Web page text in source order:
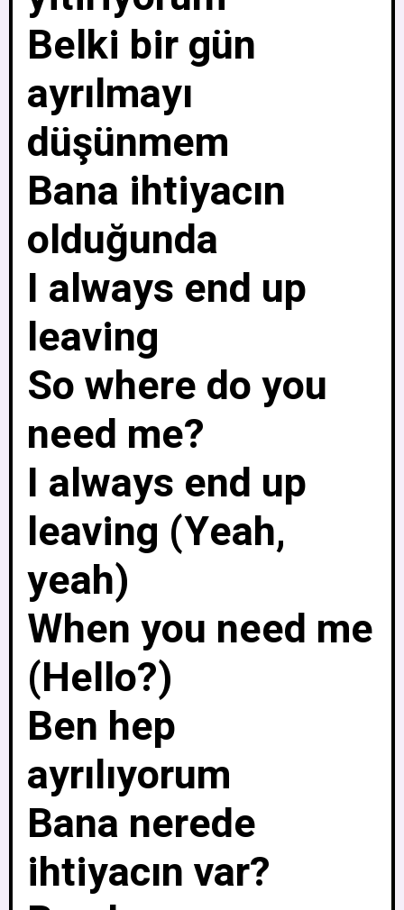
Belki bir gün
ayrılmayı
düşünmem
Bana ihtiyacın
olduğunda
I always end up
leaving
So where do you
need me?
I always end up
leaving (Yeah,
yeah)
When you need me
(Hello?)
Ben hep
ayrılıyorum
Bana nerede
ihtiyacın var?